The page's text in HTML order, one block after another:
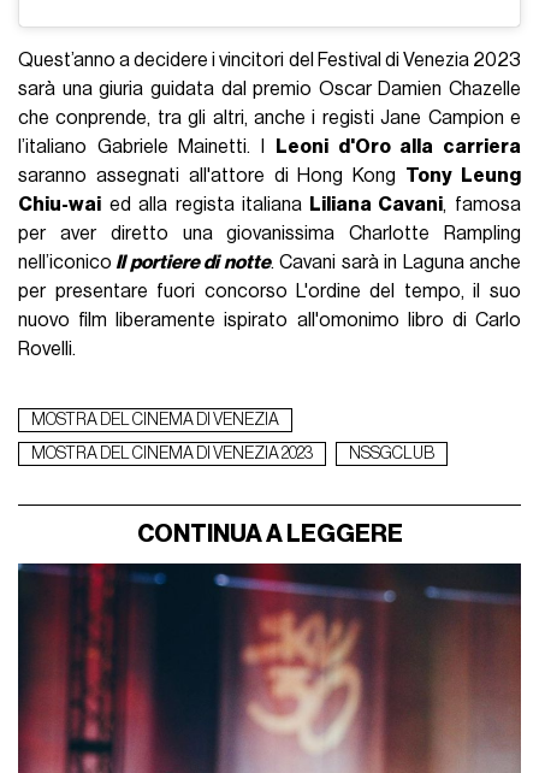
Quest’anno a decidere i vincitori del Festival di Venezia 2023
sarà una giuria guidata dal premio Oscar Damien Chazelle
che conprende, tra gli altri, anche i registi Jane Campion e
l’italiano Gabriele Mainetti. I
Leoni d'Oro alla carriera
saranno assegnati all'attore di Hong Kong Tony Leung
Chiu-wai ed alla regista italiana Liliana Cavani, famosa
per aver diretto una giovanissima Charlotte Rampling
nell’iconico Il portiere di notte. Cavani sarà in Laguna anche
per presentare fuori concorso L'ordine del tempo, il suo
nuovo film liberamente ispirato all'omonimo libro di Carlo
Rovelli.
MOSTRA DEL CINEMA DI VENEZIA
MOSTRA DEL CINEMA DI VENEZIA 2023
NSSGCLUB
CONTINUA A LEGGERE